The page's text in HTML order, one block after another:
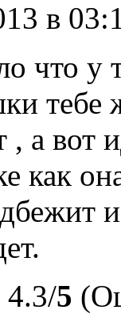
в
что у
тебе
, а вот
как
4.3/5